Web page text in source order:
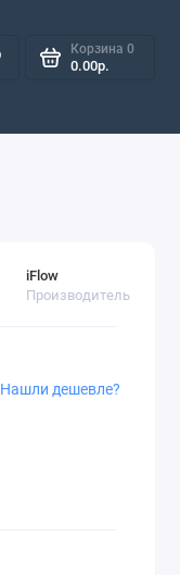
Корзина 0
0.00р.
iFlow
Производитель
Нашли дешевле?